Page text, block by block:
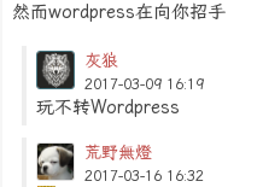
然而wordpress在向你招手
灰狼
2017-03-09 16:19
玩不转Wordpress
荒野無燈
2017-03-16 16:32